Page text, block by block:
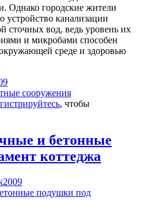
Однако городские жители
устройство канализации
сточных вод, ведь уровень их
и микробами способен
среде и здоровью
сооружения
, чтобы
и бетонные
коттеджа